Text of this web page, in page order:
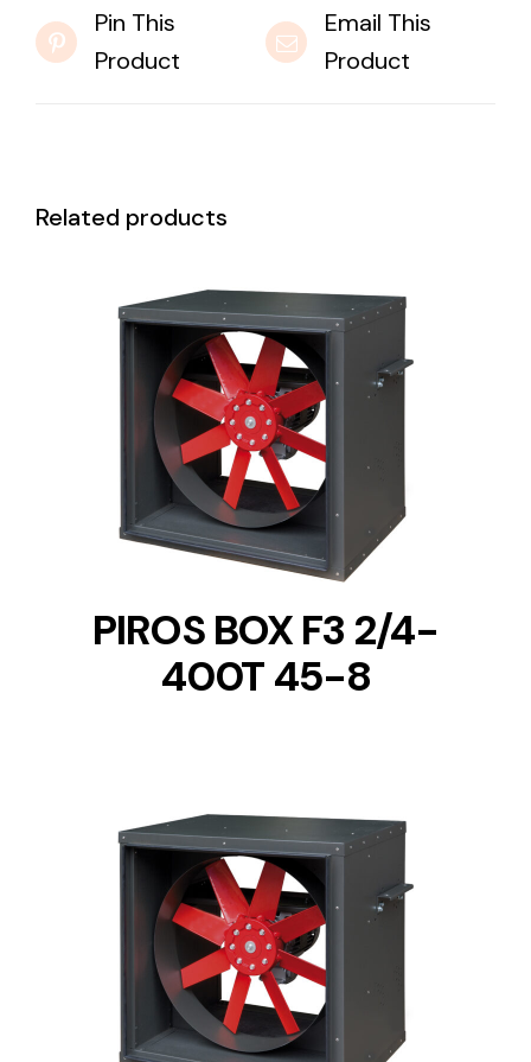
Pin This
Product
Email This
Product
Related products
DETAILS
PIROS BOX F3 2/4-
400T 45-8
DETAILS